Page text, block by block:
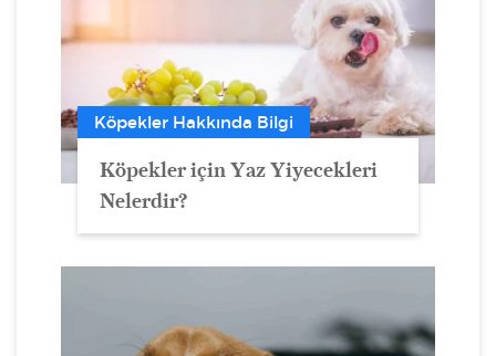
Köpekler Hakkında Bilgi
Köpekler için Yaz Yiyecekleri
Nelerdir?